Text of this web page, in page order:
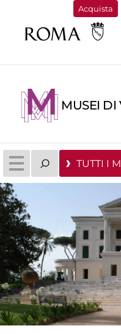
Acquista
MUSEI
TUTTI I